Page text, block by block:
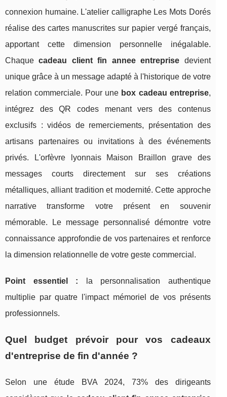
connexion humaine. L'atelier calligraphe Les Mots Dorés
réalise des cartes manuscrites sur papier vergé français,
apportant cette dimension personnelle inégalable.
Chaquecadeau client fin annee entreprise devient
unique grâce à un message adapté à l'historique de votre
relation commerciale. Pour une box cadeau entreprise,
intégrez des QR codes menant vers des contenus
exclusifs : vidéos de remerciements, présentation des
artisans partenaires ou invitations à des événements
privés. L'orfèvre lyonnais Maison Braillon grave des
messages courts directement sur ses créations
métalliques, alliant tradition et modernité. Cette approche
narrative transforme votre présent en souvenir
mémorable. Le message personnalisé démontre votre
connaissance approfondie de vos partenaires et renforce
la dimension relationnelle de votre geste commercial.
Point essentiel : la personnalisation authentique
multiplie par quatre l'impact mémoriel de vos présents
professionnels.
Quel budget prévoir pour vos cadeaux
d'entreprise de fin d'année ?
Selon une étude BVA 2024, 73% des dirigeants